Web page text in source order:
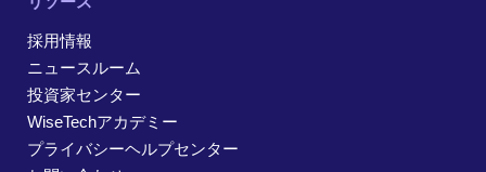
採用情報
ニュースルーム
投資家センター
WiseTechアカデミー
プライバシーヘルプセンター